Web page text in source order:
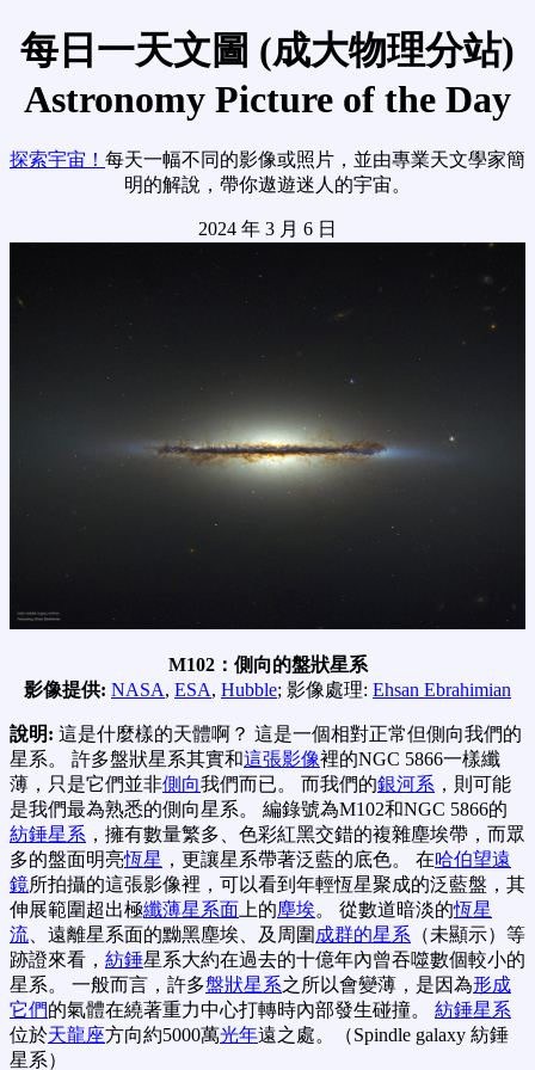
每日一天文圖 (成大物理分站)
Astronomy Picture of the Day
探索宇宙！ 每天一幅不同的影像或照片，並由專業天文學家簡
明的解說，帶你遨遊迷人的宇宙。
2024 年 3 月 6 日
M102：側向的盤狀星系
影像提供: NASA, ESA, Hubble; 影像處理: Ehsan Ebrahimian
說明: 這是什麼樣的天體啊？ 這是一個相對正常但側向我們的
星系。 許多盤狀星系其實和這張影像裡的NGC 5866一樣纖
薄，只是它們並非側向我們而已。 而我們的銀河系 ，則可能
是我們最為熟悉的側向星系。 編錄號為M102和NGC 5866的
紡錘星系 ，擁有數量繁多、色彩紅黑交錯的複雜塵埃帶，而眾
多的盤面明亮恆星 ，更讓星系帶著泛藍的底色。 在哈伯望遠
鏡所拍攝的這張影像裡，可以看到年輕恆星聚成的泛藍盤，其
伸展範圍超出極纖薄星系面 上的塵埃。 從數道暗淡的恆星
流 、遠離星系面的黝黑塵埃、及周圍 成群的星系 （未顯示）等
跡證來看， 紡錘星系大約在過去的十億年內曾吞噬數個較小的
星系。 一般而言，許多盤狀星系之所以會變薄，是因為形成
它們的氣體在繞著重力中心打轉時內部發生碰撞。 紡錘星系
位於天龍座方向約5000萬光年遠之處。（Spindle galaxy 紡錘
星系）